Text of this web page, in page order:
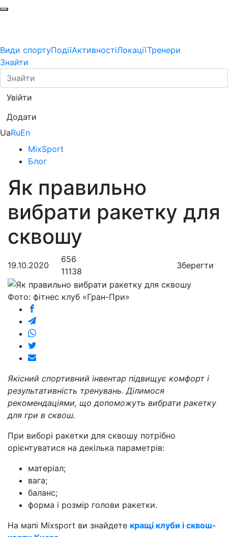
Види спортуПодіїАктивностіЛокаціїТренери
Знайти
Увійти
Додати
UaRuEn
MixSport
Блог
Як правильно
вибрати ракетку для
сквошу
19.10.2020
656
11138
Зберегти
Фото: фітнес клуб «Гран-При»
Якісний спортивний інвентар підвищує комфорт і
результативність тренувань. Ділимося
рекомендаціями, що допоможуть вибрати ракетку
для гри в сквош.
При виборі ракетки для сквошу потрібно
орієнтуватися на декілька параметрів:
матеріал;
вага;
баланс;
форма і розмір голови ракетки.
На мапі Mixsport ви знайдете кращі клуби і сквош-